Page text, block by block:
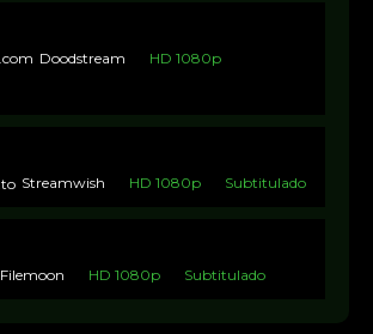
Doodstream
HD 1080p
Streamwish
HD 1080p Subtitulado
Filemoon
HD 1080p Subtitulado